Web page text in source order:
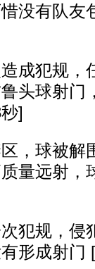
没有队友
犯规，
头球射门
]
球被解
量远射，
规，侵
形成射门